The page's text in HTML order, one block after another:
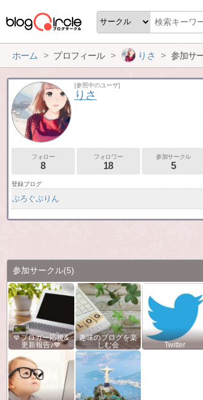
ホーム プロフィール りさ 参加サ
[参照中のユーザ]
りさ
フォロー
8
フォロワー
18
参加サークル
5
登録ブログ
ぶろぐぷりん
参加サークル(5)
💙ブロガー応援&
更新報告♪💙
趣味のブログを楽
しむ会
Twitter